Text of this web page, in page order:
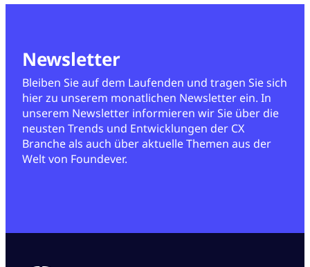
Newsletter
Bleiben Sie auf dem Laufenden und tragen Sie sich
hier zu unserem monatlichen Newsletter ein. In
unserem Newsletter informieren wir Sie über die
neusten Trends und Entwicklungen der CX
Branche als auch über aktuelle Themen aus der
Welt von Foundever.